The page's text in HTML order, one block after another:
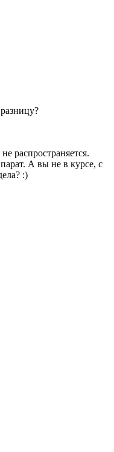
распространяется.
А вы не в курсе, с
:)